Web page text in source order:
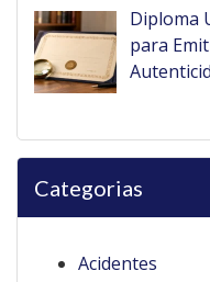
Diploma
para
Categorias
Acidentes